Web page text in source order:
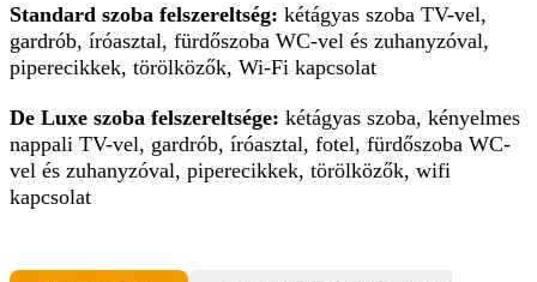
Standard szoba felszereltség: kétágyas szoba TV-vel,
gardrób, íróasztal, fürdőszoba WC-vel és zuhanyzóval,
piperecikkek, törölközők, Wi-Fi kapcsolat
De Luxe szoba felszereltsége: kétágyas szoba, kényelmes
nappali TV-vel, gardrób, íróasztal, fotel, fürdőszoba WC-
vel és zuhanyzóval, piperecikkek, törölközők, wifi
kapcsolat